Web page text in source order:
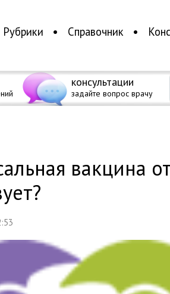
Рубрики Справочник
консультации
задайте вопрос врачу
вакцина